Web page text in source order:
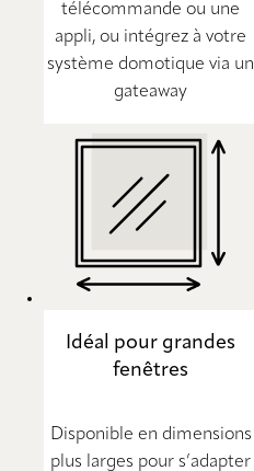
télécommande ou une
appli, ou intégrez à votre
système domotique via un
gateaway
Idéal pour grandes
fenêtres
Disponible en dimensions
plus larges pour s’adapter